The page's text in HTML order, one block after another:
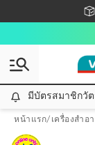
ช
มีบัตรสมาชิกวั
หน้าแรก/ เครื่องสำอ